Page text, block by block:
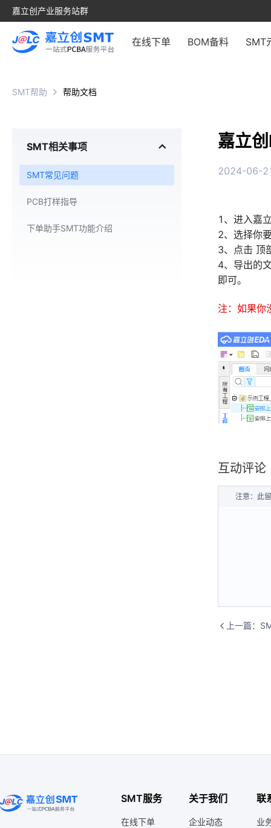
嘉立创产业服务站群
在线下单 BOM备料 SMT
SMT帮助 帮助文档
SMT相关事项
SMT常见问题
PCB打样指导
下单助手SMT功能介绍
嘉立
2024-06-
1、进入嘉
2、选择你
3、点击 顶
4、导出的
即可。
注：如果你
互动评论
注意：此
上一篇：
SMT服务
在线下单
关于我们
企业动态
联
业